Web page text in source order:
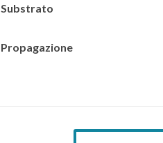
Substrato
Propagazione